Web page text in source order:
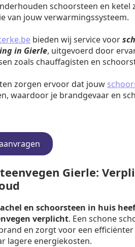
schoorsteen en ketel
van jouw verwarmingssysteem.
bieden wij service voor
in Gierle, uitgevoerd door
zoals chauffagisten en
zorgen ervoor dat jouw
waardoor je brandgevaar en
Gierle:
en schoorsteen in huis
verplicht. Een schone
en zorgt voor een
lagere energiekosten.